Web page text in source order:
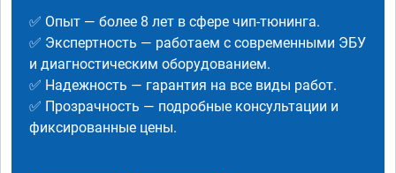
✅ Опыт — более 8 лет в сфере чип-тюнинга.
✅ Экспертность — работаем с современными ЭБУ
и диагностическим оборудованием.
✅ Надежность — гарантия на все виды работ.
✅ Прозрачность — подробные консультации и
фиксированные цены.